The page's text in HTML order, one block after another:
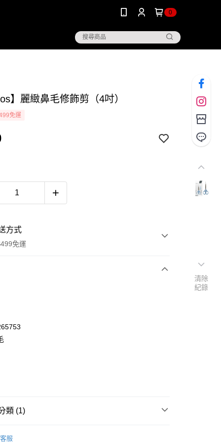
0
】麗緻鼻毛修飾剪（4吋）
免運
方式
免運
款
類 (1)
客服
清除
紀錄